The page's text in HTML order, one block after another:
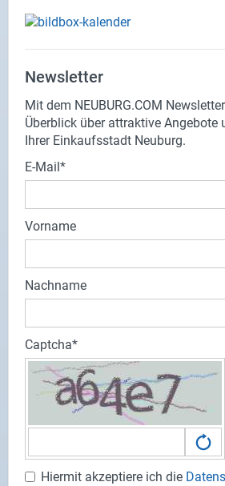
Newsletter
Mit dem NEUBURG.COM
Überblick über attraktive Angebote
Ihrer Einkaufsstadt Neuburg.
E-Mail
Vorname
Nachname
Captcha
Hiermit akzeptiere ich die